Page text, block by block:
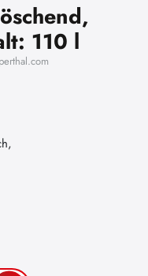
110 l